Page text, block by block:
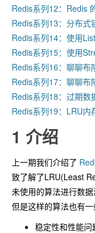
Redis系列12：Redis
Redis系列13：分布式
Redis系列14：使用
Redis系列15：使用
Redis系列16：聊聊布
Redis系列17：聊聊布
Redis系列18：过期数
Redis系列19：LRU内
1 介绍
上一期我们介绍了
致了解了LRU(Least
未使用的算法进行数据
但是这样的算法也有一
稳定性和性能